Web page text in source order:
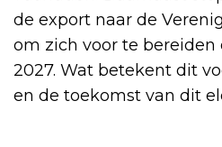
de export naar de
om zich voor te
2027. Wat betekent dit
en de toekomst van dit